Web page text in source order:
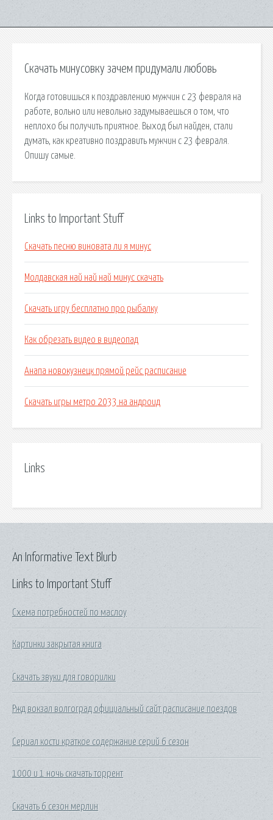
Скачать минусовку зачем придумали любовь
Когда готовишься к поздравлению мужчин с 23 февраля на
работе, вольно или невольно задумываешься о том, что
неплохо бы получить приятное. Выход был найден, стали
думать, как креативно поздравить мужчин с 23 февраля.
Опишу самые.
Links to Important Stuff
Скачать песню виновата ли я минус
Молдавская най най най минус скачать
Скачать игру бесплатно про рыбалку
Как обрезать видео в видеопад
Анапа новокузнецк прямой рейс расписание
Скачать игры метро 2033 на андроид
Links
Links to Important Stuff
Схема потребностей по маслоу
Картинки закрытая книга
Скачать звуки для говорилки
Ржд вокзал волгоград официальный сайт расписание поездов
Сериал кости краткое содержание серий 6 сезон
1000 и 1 ночь скачать торрент
Скачать 6 сезон мерлин
An Informative Text Blurb